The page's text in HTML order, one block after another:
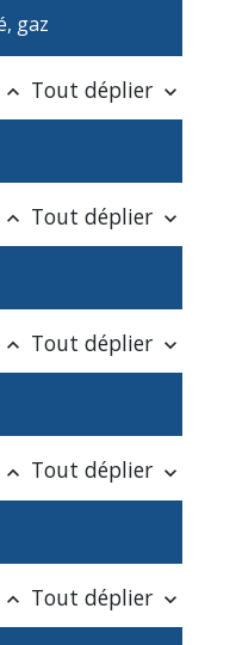
gaz
keyboard_arrow_up Tout déplier keyboard_arrow_down
keyboard_arrow_up Tout déplier keyboard_arrow_down
keyboard_arrow_up Tout déplier keyboard_arrow_down
keyboard_arrow_up Tout déplier keyboard_arrow_down
keyboard_arrow_up Tout déplier keyboard_arrow_down